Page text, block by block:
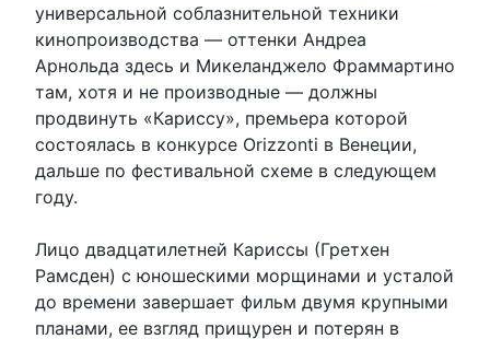
универсальной соблазнительной техники
кинопроизводства — оттенки Андреа
Арнольда здесь и Микеланджело Фраммартино
там, хотя и не производные — должны
продвинуть «Кариссу», премьера которой
состоялась в конкурсе Orizzonti в Венеции,
дальше по фестивальной схеме в следующем
году.
Лицо двадцатилетней Кариссы (Гретхен
Рамсден) с юношескими морщинами и усталой
до времени завершает фильм двумя крупными
планами, ее взгляд прищурен и потерян в